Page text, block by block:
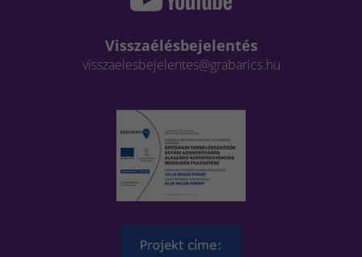
Visszaélésbejelentés
visszaelesbejelentes@grabarics.hu